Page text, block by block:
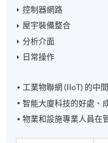
控制器網路
屋宇裝備整合
分析介面
日常操作
工業物聯網 (IIoT) 的中
智能大廈科技的好處、
物業和設施專業人員在